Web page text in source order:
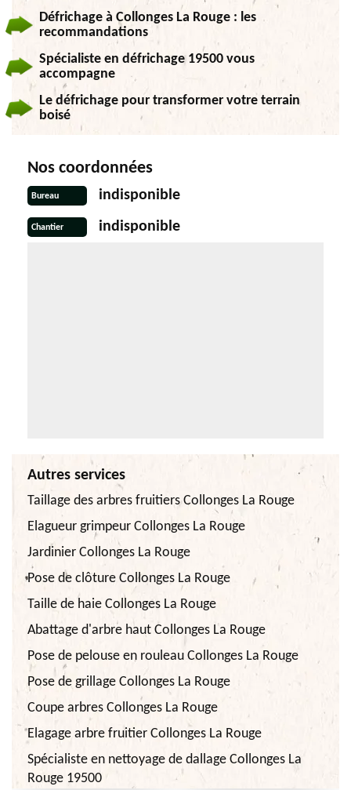
Défrichage à Collonges La Rouge : les
recommandations
Spécialiste en défrichage 19500 vous
accompagne
Le défrichage pour transformer votre terrain
boisé
Nos coordonnées
Bureau indisponible
Chantier indisponible
Autres services
Taillage des arbres fruitiers Collonges La Rouge
Elagueur grimpeur Collonges La Rouge
Jardinier Collonges La Rouge
Pose de clôture Collonges La Rouge
Taille de haie Collonges La Rouge
Abattage d'arbre haut Collonges La Rouge
Pose de pelouse en rouleau Collonges La Rouge
Pose de grillage Collonges La Rouge
Coupe arbres Collonges La Rouge
Elagage arbre fruitier Collonges La Rouge
Spécialiste en nettoyage de dallage Collonges La
Rouge 19500